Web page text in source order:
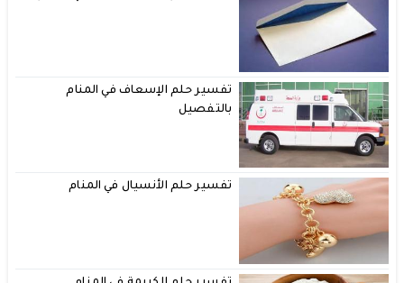
تفسير حلم الإسعاف في المنام
بالتفصيل
تفسير حلم الأنسيال في المنام